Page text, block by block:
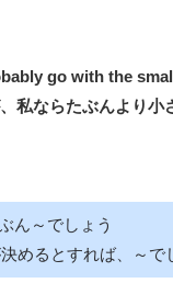
go with the
私ならたぶんより小
ん～でしょう
めるとすれば、～で